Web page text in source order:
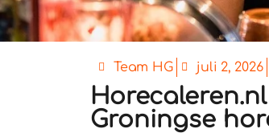
Team HG juli 2, 2026
Groningse